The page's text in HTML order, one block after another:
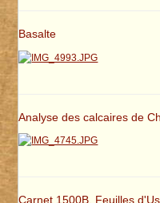
Basalte
Analyse des calcaires de
Carnet 1500B, Feuilles